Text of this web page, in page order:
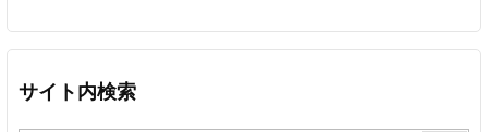
サイト内検索